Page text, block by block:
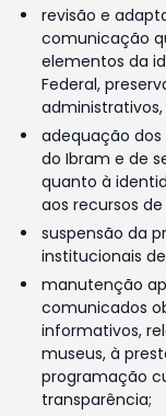
revisão e
comunicação
elementos da
Federal,
adequação
do Ibram e de
quanto à
aos recursos
suspensão da
institucionais
manutenção
comunicados
informativos,
museus, à
programação
transparência;